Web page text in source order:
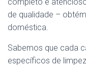
de qualidade –
doméstica.
Sabemos que cada
específicos de